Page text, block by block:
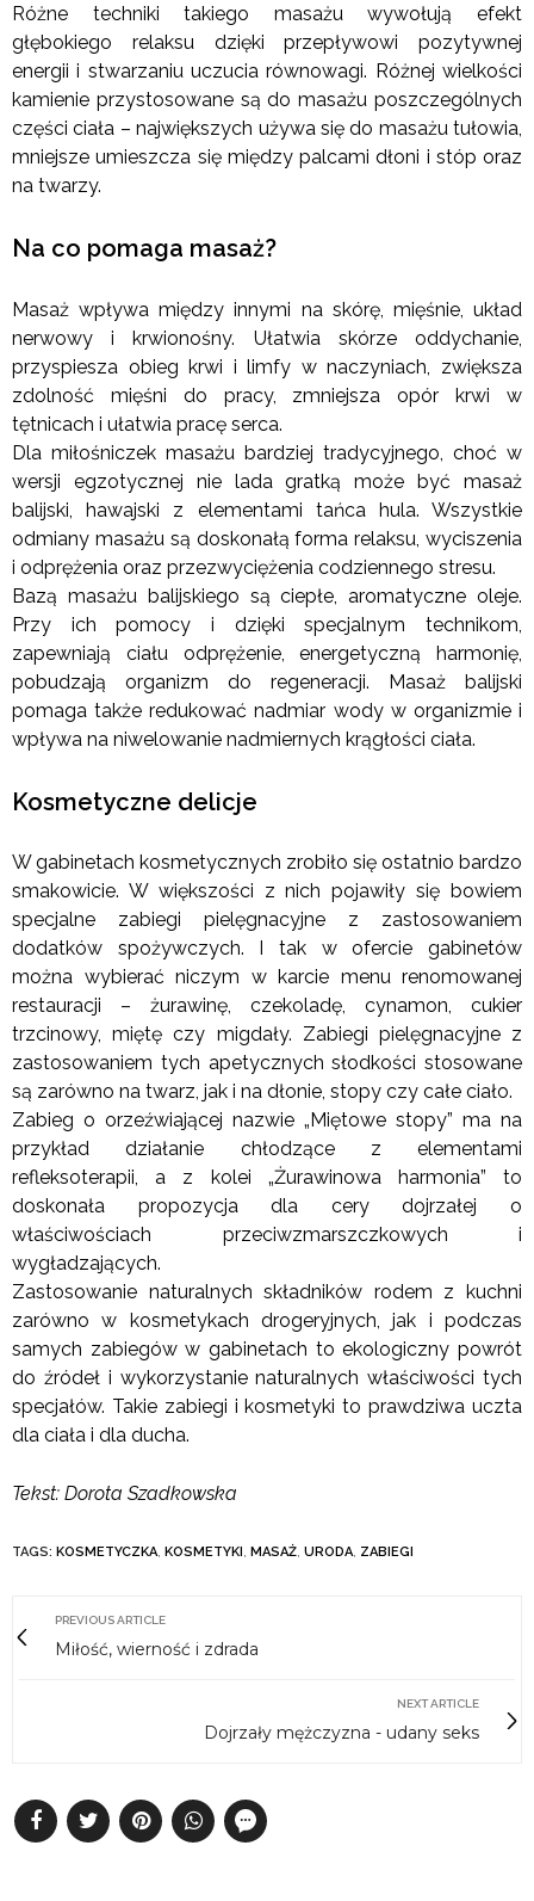
Różne techniki takiego masażu wywołują efekt
głębokiego relaksu dzięki przepływowi pozytywnej
energii i stwarzaniu uczucia równowagi. Różnej wielkości
kamienie przystosowane są do masażu poszczególnych
części ciała – największych używa się do masażu tułowia,
mniejsze umieszcza się między palcami dłoni i stóp oraz
na twarzy.
Na co pomaga masaż?
Masaż wpływa między innymi na skórę, mięśnie, układ
nerwowy i krwionośny. Ułatwia skórze oddychanie,
przyspiesza obieg krwi i limfy w naczyniach, zwiększa
zdolność mięśni do pracy, zmniejsza opór krwi w
tętnicach i ułatwia pracę serca.
Dla miłośniczek masażu bardziej tradycyjnego, choć w
wersji egzotycznej nie lada gratką może być masaż
balijski, hawajski z elementami tańca hula. Wszystkie
odmiany masażu są doskonałą forma relaksu, wyciszenia
i odprężenia oraz przezwyciężenia codziennego stresu.
Bazą masażu balijskiego są ciepłe, aromatyczne oleje.
Przy ich pomocy i dzięki specjalnym technikom,
zapewniają ciału odprężenie, energetyczną harmonię,
pobudzają organizm do regeneracji. Masaż balijski
pomaga także redukować nadmiar wody w organizmie i
wpływa na niwelowanie nadmiernych krągłości ciała.
Kosmetyczne delicje
W gabinetach kosmetycznych zrobiło się ostatnio bardzo
smakowicie. W większości z nich pojawiły się bowiem
specjalne zabiegi pielęgnacyjne z zastosowaniem
dodatków spożywczych. I tak w ofercie gabinetów
można wybierać niczym w karcie menu renomowanej
restauracji – żurawinę, czekoladę, cynamon, cukier
trzcinowy, miętę czy migdały. Zabiegi pielęgnacyjne z
zastosowaniem tych apetycznych słodkości stosowane
są zarówno na twarz, jak i na dłonie, stopy czy całe ciało.
Zabieg o orzeźwiającej nazwie „Miętowe stopy” ma na
przykład działanie chłodzące z elementami
refleksoterapii, a z kolei „Żurawinowa harmonia” to
doskonała propozycja dla cery dojrzałej o
właściwościach przeciwzmarszczkowych i
wygładzających.
Zastosowanie naturalnych składników rodem z kuchni
zarówno w kosmetykach drogeryjnych, jak i podczas
samych zabiegów w gabinetach to ekologiczny powrót
do źródeł i wykorzystanie naturalnych właściwości tych
specjałów. Takie zabiegi i kosmetyki to prawdziwa uczta
dla ciała i dla ducha.
Tekst: Dorota Szadkowska
TAGS: KOSMETYCZKA, KOSMETYKI, MASAŻ, URODA, ZABIEGI
PREVIOUS ARTICLE
Miłość, wierność i zdrada
NEXT ARTICLE
Dojrzały mężczyzna - udany seks